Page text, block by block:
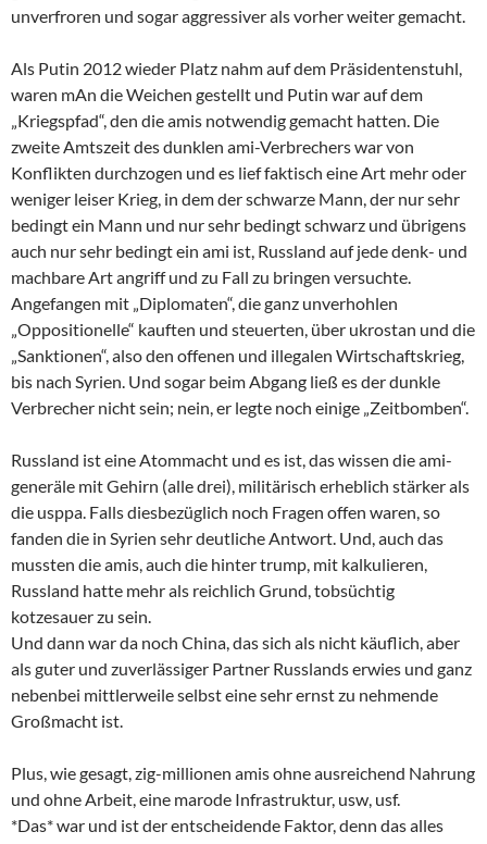
unverfroren und sogar aggressiver als vorher weiter gemacht.
Als Putin 2012 wieder Platz nahm auf dem Präsidentenstuhl,
waren mAn die Weichen gestellt und Putin war auf dem
„Kriegspfad“, den die amis notwendig gemacht hatten. Die
zweite Amtszeit des dunklen ami-Verbrechers war von
Konflikten durchzogen und es lief faktisch eine Art mehr oder
weniger leiser Krieg, in dem der schwarze Mann, der nur sehr
bedingt ein Mann und nur sehr bedingt schwarz und übrigens
auch nur sehr bedingt ein ami ist, Russland auf jede denk- und
machbare Art angriff und zu Fall zu bringen versuchte.
Angefangen mit „Diplomaten“, die ganz unverhohlen
„Oppositionelle“ kauften und steuerten, über ukrostan und die
„Sanktionen“, also den offenen und illegalen Wirtschaftskrieg,
bis nach Syrien. Und sogar beim Abgang ließ es der dunkle
Verbrecher nicht sein; nein, er legte noch einige „Zeitbomben“.
Russland ist eine Atommacht und es ist, das wissen die ami-
generäle mit Gehirn (alle drei), militärisch erheblich stärker als
die usppa. Falls diesbezüglich noch Fragen offen waren, so
fanden die in Syrien sehr deutliche Antwort. Und, auch das
mussten die amis, auch die hinter trump, mit kalkulieren,
Russland hatte mehr als reichlich Grund, tobsüchtig
kotzesauer zu sein.
Und dann war da noch China, das sich als nicht käuflich, aber
als guter und zuverlässiger Partner Russlands erwies und ganz
nebenbei mittlerweile selbst eine sehr ernst zu nehmende
Großmacht ist.
Plus, wie gesagt, zig-millionen amis ohne ausreichend Nahrung
und ohne Arbeit, eine marode Infrastruktur, usw, usf.
*Das* war und ist der entscheidende Faktor, denn das alles